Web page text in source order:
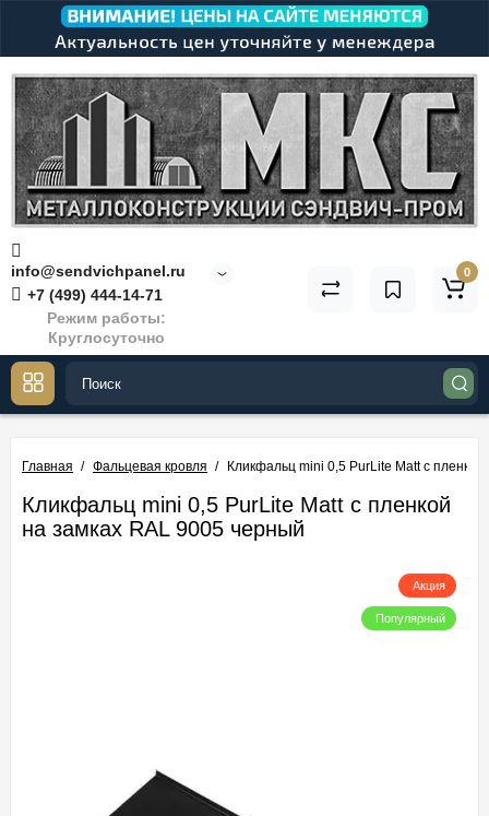
info@sendvichpanel.ru
+7 (499) 444-14-71
Режим работы:
Круглосуточно
0
Главная Фальцевая кровля Кликфальц mini 0,5 PurLite Мatt с
Кликфальц mini 0,5 PurLite Мatt с пленкой
на замках RAL 9005 черный
Акция
Популярный